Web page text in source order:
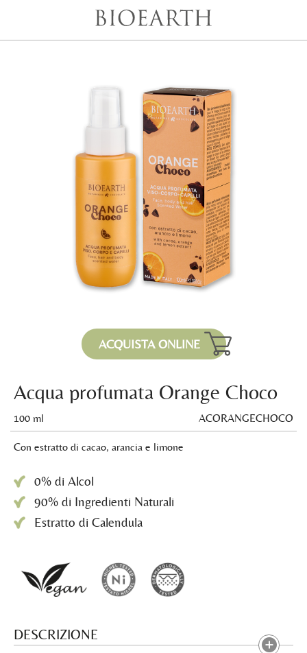
ACQUISTA ONLINE
Acqua profumata Orange Choco
100 ml ACORANGECHOCO
Con estratto di cacao, arancia e limone
0% di Alcol
90% di Ingredienti Naturali
Estratto di Calendula
DESCRIZIONE